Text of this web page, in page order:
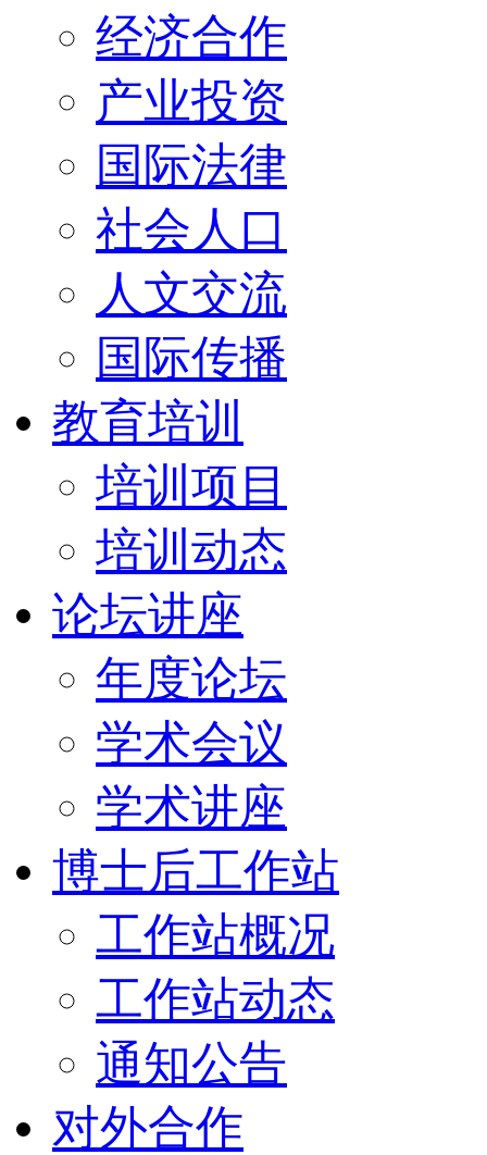
经济合作
产业投资
国际法律
社会人口
人文交流
国际传播
教育培训
培训项目
培训动态
论坛讲座
年度论坛
学术会议
学术讲座
博士后工作站
工作站概况
工作站动态
通知公告
对外合作